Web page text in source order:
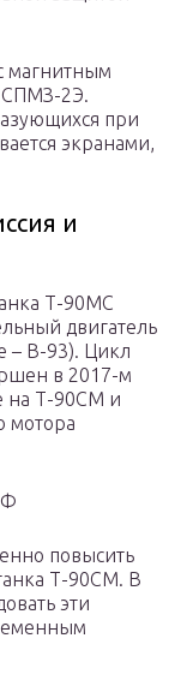
магнитным
СПМЗ-2Э.
при
экранами,
и
Т-90МС
двигатель
– В-93). Цикл
в 2017-м
на Т-90СМ и
мотора
повысить
Т-90СМ. В
эти